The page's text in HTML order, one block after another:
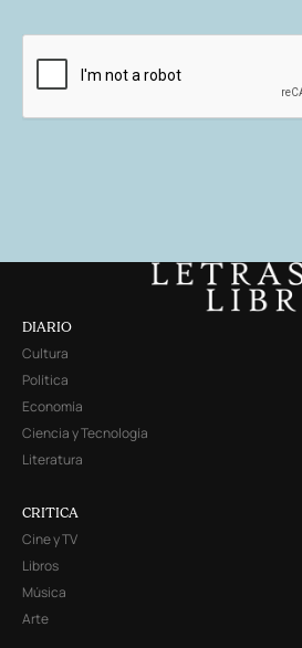
DIARIO
Cultura
Política
Economía
Ciencia y Tecnología
Literatura
CRITICA
Cine y TV
Libros
Música
Arte